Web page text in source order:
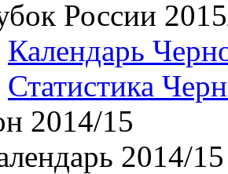
России
Календарь
Статистика
2014/15
2014/15